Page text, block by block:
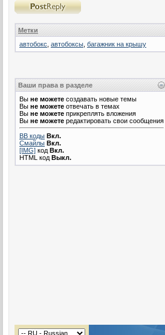
Метки
автобокс автобоксы багажник на крышу
Ваши права в разделе
Вы не можете создавать новые темы
Вы не можете отвечать в темах
Вы не можете прикреплять вложения
Вы не можете редактировать свои сообщения
BB коды Вкл.
Смайлы Вкл.
[IMG] код Вкл.
HTML код Выкл.